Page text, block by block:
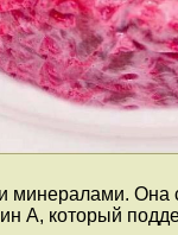
минералами.
А, который